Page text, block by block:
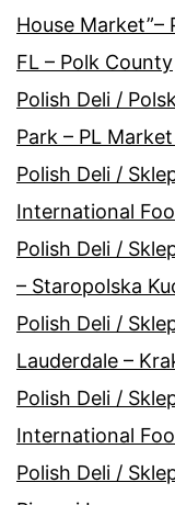
House Market”–
FL – Polk County
Polish Deli /
Park – PL
Polish Deli /
International
Polish Deli /
– Staropolska
Polish Deli /
Lauderdale –
Polish Deli /
International
Polish Deli /